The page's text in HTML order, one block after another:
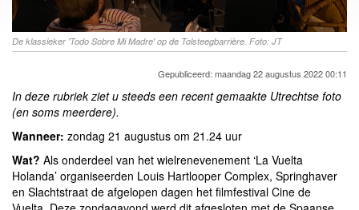
De klassieker 'Todo Sobre Mi Madre' op de Tolsteegbarrière. Foto: JT
Gepubliceerd: maandag 22 augustus 2022 00:11
In deze rubriek ziet u steeds een recent gemaakte Utrechtse foto
(en soms meerdere).
Wanneer: zondag 21 augustus om 21.24 uur
Wat? Als onderdeel van het wielrenevenement ‘La Vuelta
Holanda’ organiseerden Louis Hartlooper Complex, Springhaver
en Slachtstraat de afgelopen dagen het filmfestival Cine de